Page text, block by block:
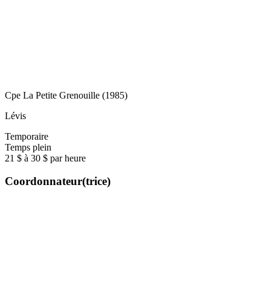
Cpe La Petite Grenouille (1985)
Lévis
Temporaire
Temps plein
21 $ à 30 $ par heure
Coordonnateur(trice)